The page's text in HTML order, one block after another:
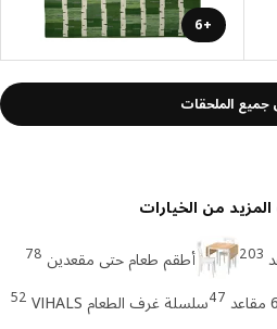
+6
الملحقات
من الخيارات
أطقم طعام حتى مقعدين 78
47 سلسلة غرف الطعام VIHALS 52